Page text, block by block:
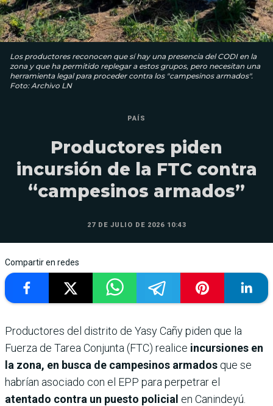
Los productores reconocen que sí hay una presencia del CODI en la
zona y que ha permitido replegar a estos grupos, pero necesitan una
herramienta legal para proceder contra los "campesinos armados".
Foto: Archivo LN
PAÍS
Productores piden
incursión de la FTC contra
“campesinos armados”
27 DE JULIO DE 2026 10:43
Compartir en redes
Productores del distrito de Yasy Cañy piden que la
Fuerza de Tarea Conjunta (FTC) realice incursiones en
la zona, en busca de campesinos armados que se
habrían asociado con el EPP para perpetrar el
atentado contra un puesto policial en Canindeyú.